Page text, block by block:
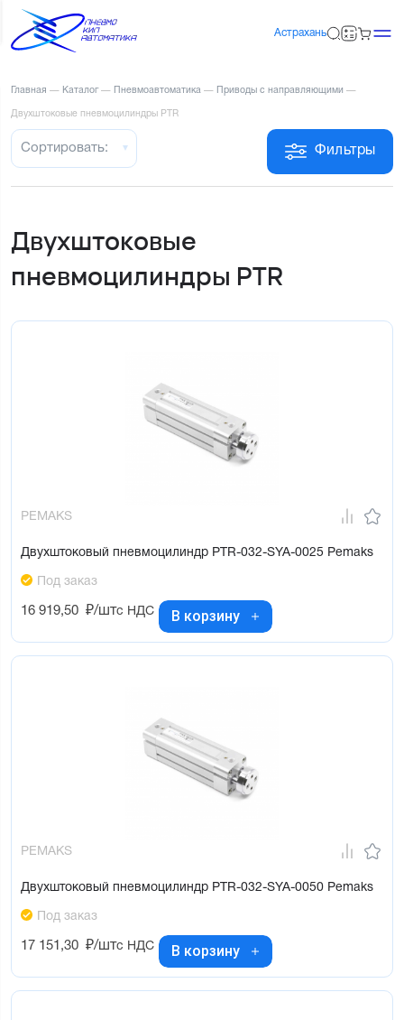
Астрахань
Главная — Каталог — Пневмоавтоматика — Приводы с направляющими —
Двухштоковые пневмоцилиндры PTR
Фильтры
Сортировать:
Двухштоковые
пневмоцилиндры PTR
PEMAKS
Двухштоковый пневмоцилиндр PTR-032-SYA-0025 Pemaks
Под заказ
16 919,50 ₽/штс НДС В корзину
PEMAKS
Двухштоковый пневмоцилиндр PTR-032-SYA-0050 Pemaks
Под заказ
17 151,30 ₽/штс НДС В корзину